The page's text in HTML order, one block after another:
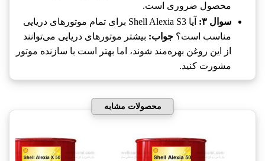
محصول ضروری است.
سوال ۳:
آیا Shell Alexia S3 برای تمام موتورهای دریایی
مناسب است؟ جواب: بیشتر موتورهای دریایی می‌توانند
از این روغن بهره‌مند شوند، اما بهتر است با سازنده موتور
مشورت کنید.
محصولات مشابه